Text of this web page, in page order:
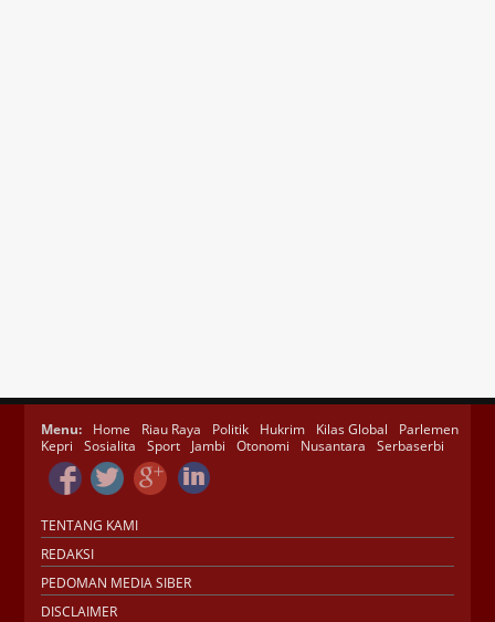
Menu: Home Riau Raya Politik Hukrim Kilas Global
Parlemen
Kepri
Sosialita Sport Jambi Otonomi Nusantara Serbaserbi
TENTANG KAMI
REDAKSI
PEDOMAN MEDIA SIBER
DISCLAIMER